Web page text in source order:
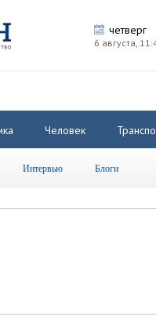
четверг
6 августа,
Человек
Интервью Блоги